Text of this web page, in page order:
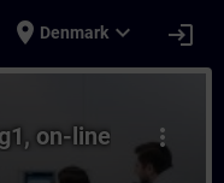
place Denmark expand_more login
on-
more_vert
on-line